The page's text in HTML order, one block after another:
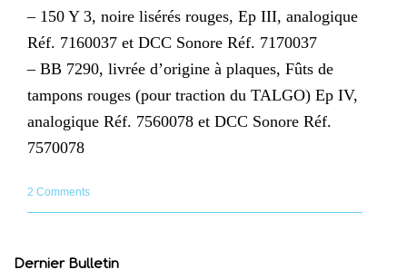
– 150 Y 3, noire lisérés rouges, Ep III, analogique
Réf. 7160037 et DCC Sonore Réf. 7170037
– BB 7290, livrée d’origine à plaques, Fûts de
tampons rouges (pour traction du TALGO) Ep IV,
analogique Réf. 7560078 et DCC Sonore Réf.
7570078
2 Comments
Dernier Bulletin